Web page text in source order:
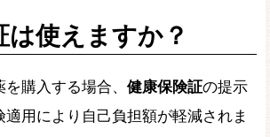
は使えますか？
購入する場合、 健康保険証の提示
用により自己負担額が軽減されま